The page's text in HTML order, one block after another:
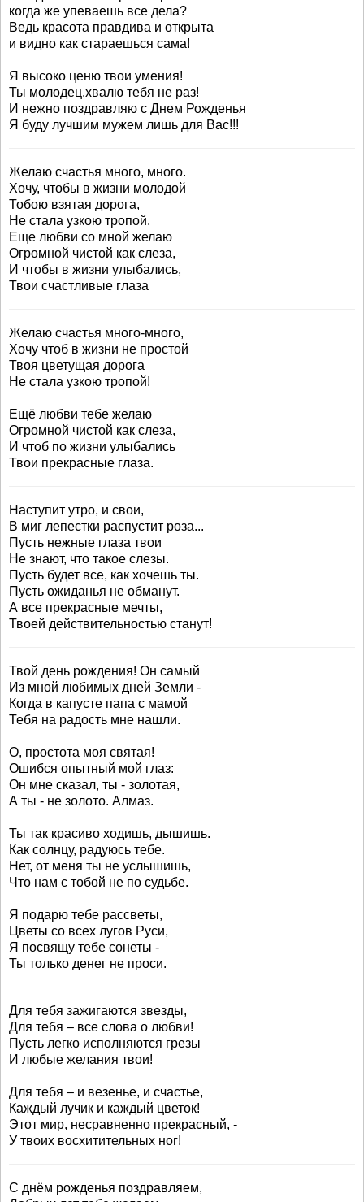
когда же упеваешь все дела?
Ведь красота правдива и открыта
и видно как стараешься сама!
Я высоко ценю твои умения!
Ты молодец.хвалю тебя не раз!
И нежно поздравляю с Днем Рожденья
Я буду лучшим мужем лишь для Вас!!!
Желаю счастья много, много.
Хочу, чтобы в жизни молодой
Тобою взятая дорога,
Не стала узкою тропой.
Еще любви со мной желаю
Огромной чистой как слеза,
И чтобы в жизни улыбались,
Твои счастливые глаза
Желаю счастья много-много,
Хочу чтоб в жизни не простой
Твоя цветущая дорога
Не стала узкою тропой!
Ещё любви тебе желаю
Огромной чистой как слеза,
И чтоб по жизни улыбались
Твои прекрасные глаза.
Hаступит утро, и свои,
В миг лепестки распустит роза...
Пусть нежные глаза твои
Hе знают, что такое слезы.
Пусть будет все, как хочешь ты.
Пусть ожиданья не обманут.
А все прекрасные мечты,
Твоей действительностью станут!
Твой день рождения! Он самый
Из мной любимых дней Земли -
Когда в капусте папа с мамой
Тебя на радость мне нашли.
О, простота моя святая!
Ошибся опытный мой глаз:
Он мне сказал, ты - золотая,
А ты - не золото. Алмаз.
Ты так красиво ходишь, дышишь.
Как солнцу, радуюсь тебе.
Нет, от меня ты не услышишь,
Что нам с тобой не по судьбе.
Я подарю тебе рассветы,
Цветы со всех лугов Руси,
Я посвящу тебе сонеты -
Ты только денег не проси.
Для тебя зажигаются звезды,
Для тебя – все слова о любви!
Пусть легко исполняются грезы
И любые желания твои!
Для тебя – и везенье, и счастье,
Каждый лучик и каждый цветок!
Этот мир, несравненно прекрасный, -
У твоих восхитительных ног!
С днём рожденья поздравляем,